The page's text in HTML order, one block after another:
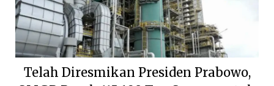
Telah Diresmikan Presiden Prabowo,